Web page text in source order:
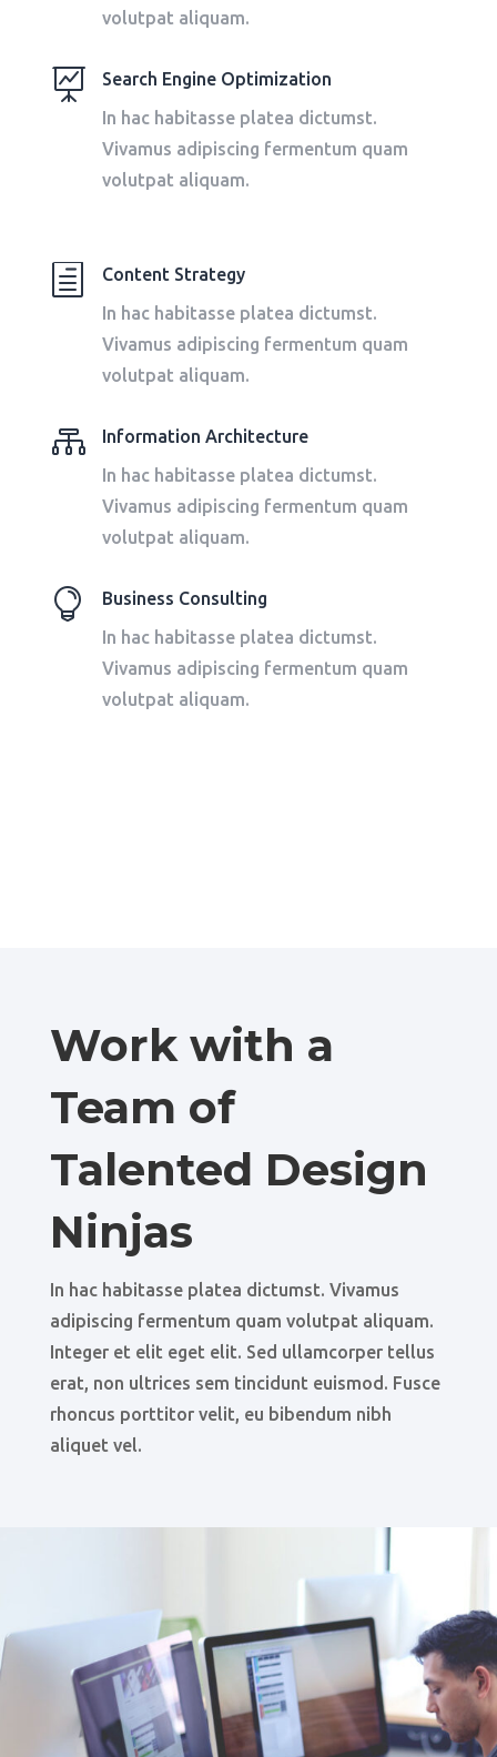
volutpat aliquam.

Search Engine Optimization
In hac habitasse platea dictumst.
Vivamus adipiscing fermentum quam
volutpat aliquam.
h
Content Strategy
In hac habitasse platea dictumst.
Vivamus adipiscing fermentum quam
volutpat aliquam.

Information Architecture
In hac habitasse platea dictumst.
Vivamus adipiscing fermentum quam
volutpat aliquam.

Business Consulting
In hac habitasse platea dictumst.
Vivamus adipiscing fermentum quam
volutpat aliquam.
Work with a
Team of
Talented Design
Ninjas
In hac habitasse platea dictumst. Vivamus
adipiscing fermentum quam volutpat aliquam.
Integer et elit eget elit. Sed ullamcorper tellus
erat, non ultrices sem tincidunt euismod. Fusce
rhoncus porttitor velit, eu bibendum nibh
aliquet vel.